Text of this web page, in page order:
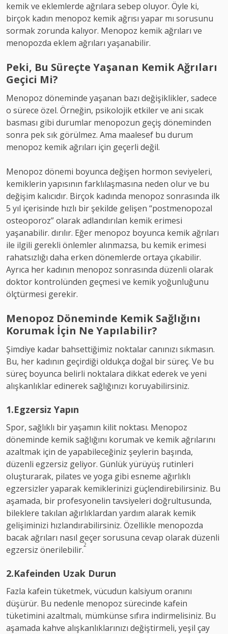
kemik ve eklemlerde ağrılara sebep oluyor. Öyle ki,
birçok kadın menopoz kemik ağrısı yapar mı sorusunu
sormak zorunda kalıyor. Menopoz kemik ağrıları ve
menopozda eklem ağrıları yaşanabilir.
Peki, Bu Süreçte Yaşanan Kemik Ağrıları
Geçici Mi?
Menopoz döneminde yaşanan bazı değişiklikler, sadece
o sürece özel. Örneğin, psikolojik etkiler ve ani sıcak
basması gibi durumlar menopozun geçiş döneminden
sonra pek sık görülmez. Ama maalesef bu durum
menopoz kemik ağrıları için geçerli değil.
Menopoz dönemi boyunca değişen hormon seviyeleri,
kemiklerin yapısının farklılaşmasına neden olur ve bu
değişim kalıcıdır. Birçok kadında menopoz sonrasında ilk
5 yıl içerisinde hızlı bir şekilde gelişen “postmenopozal
osteoporoz” olarak adlandırılan kemik erimesi
yaşanabilir. dırılır. Eğer menopoz boyunca kemik ağrıları
ile ilgili gerekli önlemler alınmazsa, bu kemik erimesi
rahatsızlığı daha erken dönemlerde ortaya çıkabilir.
Ayrıca her kadının menopoz sonrasında düzenli olarak
doktor kontrolünden geçmesi ve kemik yoğunluğunu
ölçtürmesi gerekir.
Menopoz Döneminde Kemik Sağlığını
Korumak İçin Ne Yapılabilir?
Şimdiye kadar bahsettiğimiz noktalar canınızı sıkmasın.
Bu, her kadının geçirdiği oldukça doğal bir süreç. Ve bu
süreç boyunca belirli noktalara dikkat ederek ve yeni
alışkanlıklar edinerek sağlığınızı koruyabilirsiniz.
1.Egzersiz Yapın
Spor, sağlıklı bir yaşamın kilit noktası. Menopoz
döneminde kemik sağlığını korumak ve kemik ağrılarını
azaltmak için de yapabileceğiniz şeylerin başında,
düzenli egzersiz geliyor. Günlük yürüyüş rutinleri
oluşturarak, pilates ve yoga gibi esneme ağırlıklı
egzersizler yaparak kemiklerinizi güçlendirebilirsiniz. Bu
aşamada, bir profesyonelin tavsiyeleri doğrultusunda,
bileklere takılan ağırlıklardan yardım alarak kemik
gelişiminizi hızlandırabilirsiniz. Özellikle menopozda
bacak ağrıları nasıl geçer sorusuna cevap olarak düzenli
egzersiz önerilebilir.2
2.Kafeinden Uzak Durun
Fazla kafein tüketmek, vücudun kalsiyum oranını
düşürür. Bu nedenle menopoz sürecinde kafein
tüketimini azaltmalı, mümkünse sıfıra indirmelisiniz. Bu
aşamada kahve alışkanlıklarınızı değiştirmeli, yeşil çay